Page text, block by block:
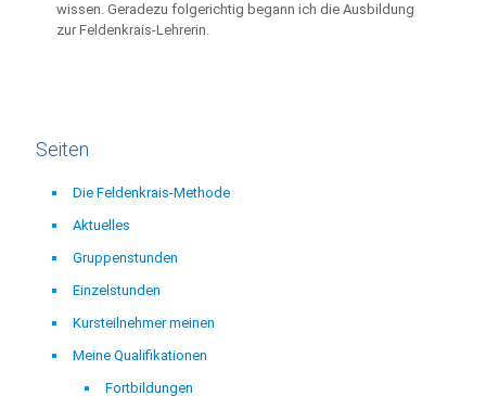
wissen. Geradezu folgerichtig begann ich die Ausbildung
zur Feldenkrais-Lehrerin.
Seiten
Die Feldenkrais-Methode
Aktuelles
Gruppenstunden
Einzelstunden
Kursteilnehmer meinen
Meine Qualifikationen
Fortbildungen